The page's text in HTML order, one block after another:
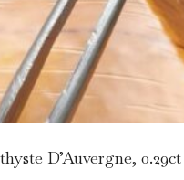
D’Auvergne, 0.29ct